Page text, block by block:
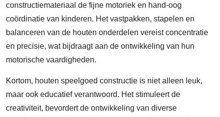
constructiemateriaal de fijne motoriek en hand-oog
coördinatie van kinderen. Het vastpakken, stapelen en
balanceren van de houten onderdelen vereist concentratie
en precisie, wat bijdraagt aan de ontwikkeling van hun
motorische vaardigheden.
Kortom, houten speelgoed constructie is niet alleen leuk,
maar ook educatief verantwoord. Het stimuleert de
creativiteit, bevordert de ontwikkeling van diverse